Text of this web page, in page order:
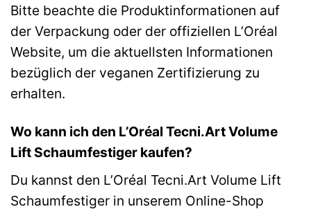
Bitte beachte die Produktinformationen auf
der Verpackung oder der offiziellen L’Oréal
Website, um die aktuellsten Informationen
bezüglich der veganen Zertifizierung zu
erhalten.
Wo kann ich den L’Oréal Tecni.Art Volume
Lift Schaumfestiger kaufen?
Du kannst den L’Oréal Tecni.Art Volume Lift
Schaumfestiger in unserem Online-Shop